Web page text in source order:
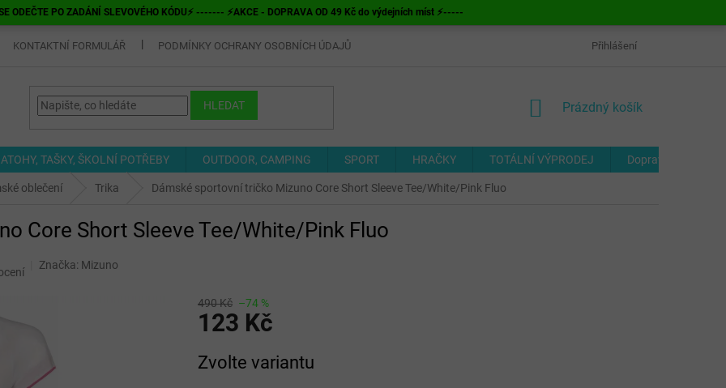
ODEČTE PO ZADÁNÍ SLEVOVÉHO KÓDU⚡ ------- ⚡AKCE - DOPRAVA OD 49 Kč do výdejních míst ⚡-----
KONTAKTNÍ FORMULÁŘ PODMÍNKY OCHRANY OSOBNÍCH ÚDAJŮ ODSTOUPENÍ OD SMLOUVY
Přihlášení
HLEDAT
NÁKUPNÍ
Prázdný košík
TAŠKY, ŠKOLNÍ POTŘEBY OUTDOOR, CAMPING SPORT HRAČKY TOTÁLNÍ VÝPRODEJ Doprava a platba
oblečení Trika Dámské sportovní tričko Mizuno Core Short Sleeve Tee/White/Pink Fluo
Core Short Sleeve Tee/White/Pink Fluo
Značka: Mizuno
490 Kč –74 %
123 Kč
cena:
Zvolte variantu